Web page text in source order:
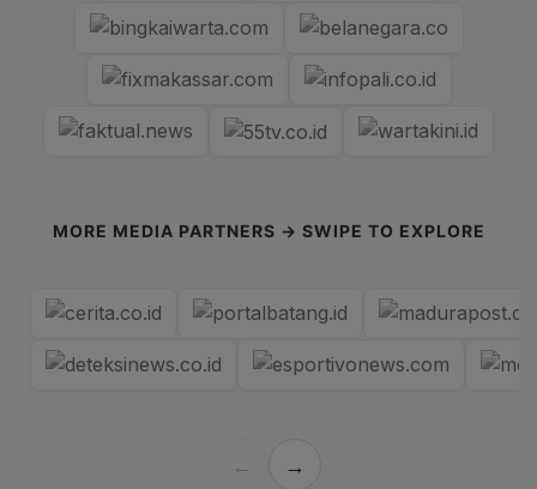
MORE MEDIA PARTNERS → SWIPE TO EXPLORE
← →